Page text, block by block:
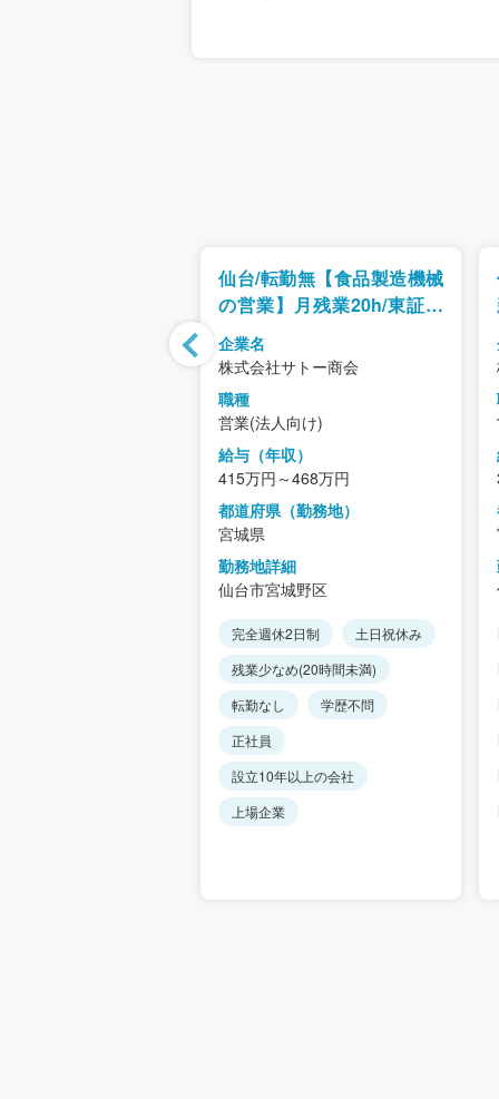
仙台/転勤無【食品製造機械
の営業】月残業20h/東証ス
タンダード上場
企業名
株式会社サトー商会
職種
営業(法人向け)
給与（年収）
415万円～468万円
都道府県（勤務地）
宮城県
勤務地詳細
仙台市宮城野区
完全週休2日制
土日祝休み
残業少なめ(20時間未満)
転勤なし
学歴不問
正社員
設立10年以上の会社
上場企業